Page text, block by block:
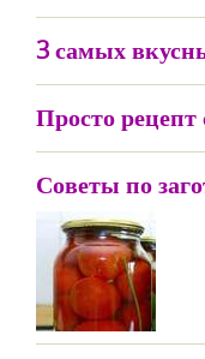
3 самых
Просто
Советы по